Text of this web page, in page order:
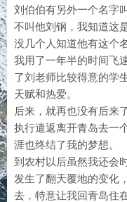
刘伯伯有另外一个名字
不叫他刘钢，我知道这
没几个人知道他有这个
我用了一年半的时间飞
了刘老师比较得意的学
天赋和热爱。
后来，就再也没有后来
执行遣返离开青岛去一
涯也终结了我的梦想。
到农村以后虽然我还会
发生了翻天覆地的变化
去，特意让我回青岛住